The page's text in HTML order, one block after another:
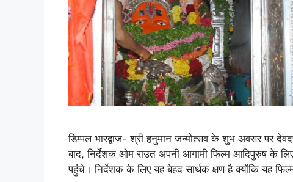
डिम्पल भारद्वाज- श्री हनुमान जन्मोत्सव के शुभ अवसर पर
बाद, निर्देशक ओम राउत अपनी आगामी फिल्म आदिपुरुष के
पहुंचे। निर्देशक के लिए यह बेहद सार्थक क्षण है क्योंकि यह